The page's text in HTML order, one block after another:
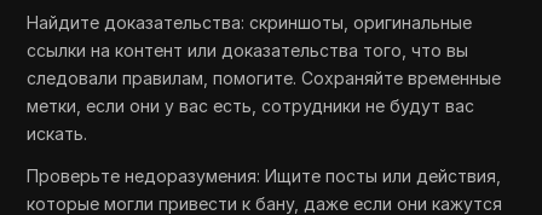
Найдите доказательства: скриншоты, оригинальные
ссылки на контент или доказательства того, что вы
следовали правилам, помогите. Сохраняйте временные
метки, если они у вас есть, сотрудники не будут вас
искать.
Проверьте недоразумения: Ищите посты или действия,
которые могли привести к бану, даже если они кажутся